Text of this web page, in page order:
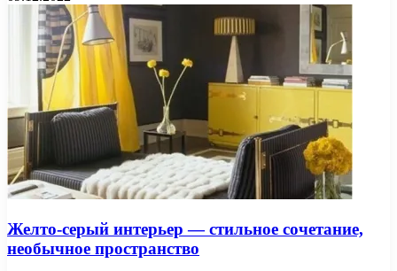
Желто-серый интерьер — стильное сочетание,
необычное пространство